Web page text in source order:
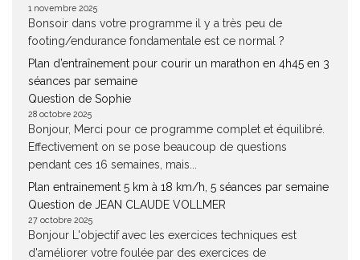
1 novembre 2025
Bonsoir dans votre programme il y a très peu de
footing/endurance fondamentale est ce normal ?
Plan d’entraînement pour courir un marathon en 4h45 en 3
séances par semaine
Question de Sophie
28 octobre 2025
Bonjour, Merci pour ce programme complet et équilibré.
Effectivement on se pose beaucoup de questions
pendant ces 16 semaines, mais...
Plan entrainement 5 km à 18 km/h, 5 séances par semaine
Question de JEAN CLAUDE VOLLMER
27 octobre 2025
Bonjour L'objectif avec les exercices techniques est
d'améliorer votre foulée par des exercices de